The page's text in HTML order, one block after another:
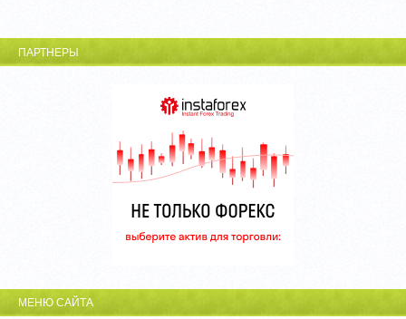
ПАРТНЕРЫ
МЕНЮ САЙТА